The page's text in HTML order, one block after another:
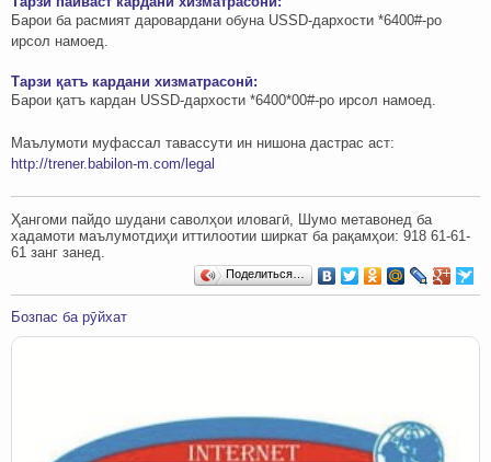
Барои ба расмият даровардани обуна USSD-дархости *6400#-ро
ирсол намоед.
Тарзи қатъ кардани хизматрасонӣ:
Барои қатъ кардан USSD-дархости *6400*00#-ро ирсол намоед.
Маълумоти муфассал тавассути ин нишона дастрас аст:
http://trener.babilon-m.com/legal
Ҳангоми пайдо шудани саволҳои иловагӣ, Шумо метавонед ба
хадамоти маълумотдиҳи иттилоотии ширкат ба рақамҳои: ‎‎918 61-61-
61 занг занед.
Поделиться…
Бозпас ба рӯйхат